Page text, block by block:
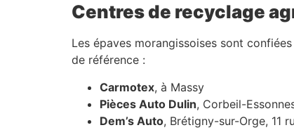
Centres de recyclage
Les épaves morangissoises sont
de référence :
Carmotex, à Massy
Pièces Auto Dulin, Corbeil-
Dem’s Auto, Brétigny-sur-Orge, 11